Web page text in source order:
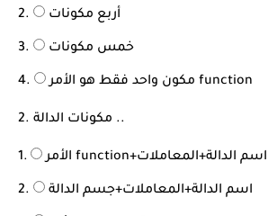
أربع مكونات
خمس مكونات
مكون واحد فقط هو الأمر function
2. مكونات الدالة ..
الأمر function+اسم الدالة+المعاملات
اسم الدالة+المعاملات+جسم الدالة